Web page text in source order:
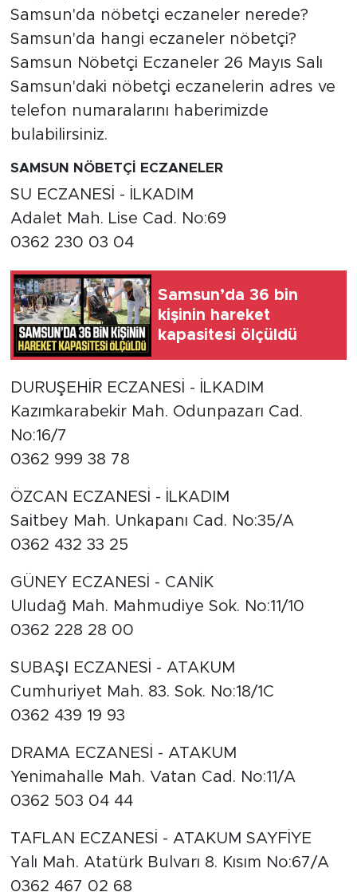
Samsun'da nöbetçi eczaneler nerede?
Samsun'da hangi eczaneler nöbetçi?
Samsun Nöbetçi Eczaneler 26 Mayıs Salı
Samsun'daki nöbetçi eczanelerin adres ve
telefon numaralarını haberimizde
bulabilirsiniz.
SAMSUN NÖBETÇİ ECZANELER
SU ECZANESİ - İLKADIM
Adalet Mah. Lise Cad. No:69
0362 230 03 04
Samsun’da 36 bin
kişinin hareket
kapasitesi ölçüldü
DURUŞEHİR ECZANESİ - İLKADIM
Kazımkarabekir Mah. Odunpazarı Cad.
No:16/7
0362 999 38 78
ÖZCAN ECZANESİ - İLKADIM
Saitbey Mah. Unkapanı Cad. No:35/A
0362 432 33 25
GÜNEY ECZANESİ - CANİK
Uludağ Mah. Mahmudiye Sok. No:11/10
0362 228 28 00
SUBAŞI ECZANESİ - ATAKUM
Cumhuriyet Mah. 83. Sok. No:18/1C
0362 439 19 93
DRAMA ECZANESİ - ATAKUM
Yenimahalle Mah. Vatan Cad. No:11/A
0362 503 04 44
TAFLAN ECZANESİ - ATAKUM SAYFİYE
Yalı Mah. Atatürk Bulvarı 8. Kısım No:67/A
0362 467 02 68